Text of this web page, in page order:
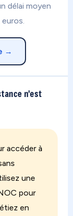
délai moyen
→
n'est
accéder à
une
pour
en